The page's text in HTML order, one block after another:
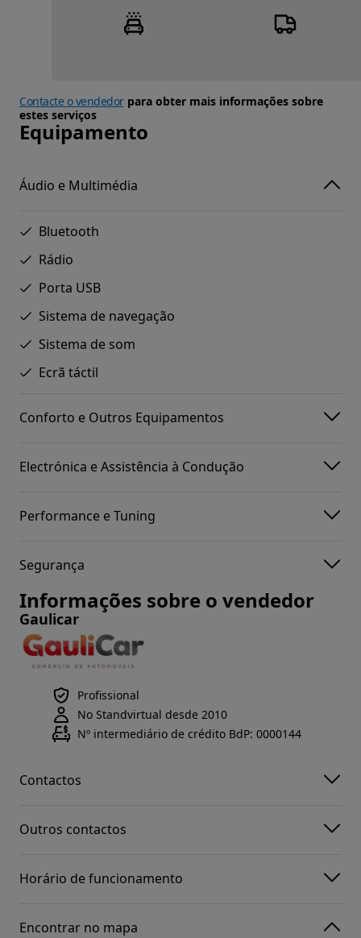
Contacte o vendedorpara obter mais informações sobre
estes serviços
Equipamento
Áudio e Multimédia
Bluetooth
Rádio
Porta USB
Sistema de navegação
Sistema de som
Ecrã táctil
Conforto e Outros Equipamentos
Electrónica e Assistência à Condução
Performance e Tuning
Segurança
Informações sobre o vendedor
Gaulicar
Profissional
No Standvirtual desde 2010
Nº intermediário de crédito BdP: 0000144
Contactos
Outros contactos
Horário de funcionamento
Encontrar no mapa